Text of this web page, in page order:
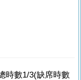
時數1/3(缺席時數